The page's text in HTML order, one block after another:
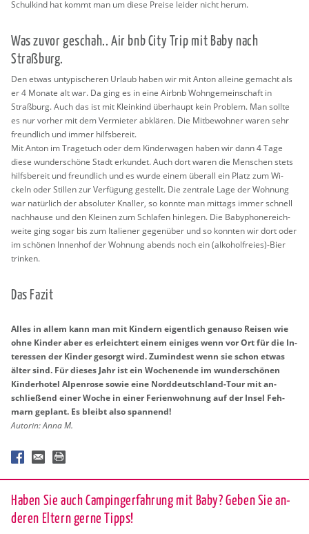
Schul­kind hat kommt man um diese Prei­se lei­der nicht herum.
Was zuvor ge­schah.. Air bnb City Trip mit Baby nach
Straßburg.
Den etwas un­ty­pi­sche­ren Ur­laub haben wir mit Anton al­lei­ne ge­macht als
er 4 Mo­na­te alt war. Da ging es in eine Airb­nb Wohn­ge­mein­schaft in
Straßburg. Auch das ist mit Klein­kind über­haupt kein Pro­blem. Man soll­te
es nur vor­her mit dem Ver­mie­ter ab­klä­ren. Die Mit­be­woh­ner waren sehr
freund­lich und immer hilfs­be­reit.
Mit Anton im Tra­ge­tuch oder dem Kin­der­wa­gen haben wir dann 4 Tage
diese wun­der­schö­ne Stadt er­kun­det. Auch dort waren die Men­schen stets
hilfs­be­reit und freund­lich und es wurde einem über­all ein Platz zum Wi­
ckeln oder Stil­len zur Ver­fü­gung ge­stellt. Die zen­tra­le Lage der Woh­nung
war na­tür­lich der ab­so­lu­ter Knal­ler, so konn­te man mit­tags immer schnell
nach­hau­se und den Klei­nen zum Schla­fen hin­le­gen. Die Ba­by­pho­ne­reich­
wei­te ging sogar bis zum Ita­lie­ner ge­gen­über und so konn­ten wir dort oder
im schö­nen In­nen­hof der Woh­nung abends noch ein (al­ko­hol­frei­es)-Bier
trin­ken.
Das Fazit
Alles in allem kann man mit Kin­dern ei­gent­lich ge­nau­so Rei­sen wie
ohne Kin­der aber es er­leich­tert einem ei­ni­ges wenn vor Ort für die In­
ter­es­sen der Kin­der ge­sorgt wird. Zu­min­dest wenn sie schon etwas
älter sind. Für die­ses Jahr ist ein Wo­chen­en­de im wun­der­schö­nen
Kin­der­ho­tel Al­pen­ro­se sowie eine Nord­deutsch­land-Tour mit an­
schlie­ßend einer Woche in einer Fe­ri­en­woh­nung auf der Insel Feh­
marn ge­plant. Es bleibt also span­nend!
Au­to­rin: Anna M.
Haben Sie auch Cam­pin­g­er­fah­rung mit Baby? Geben Sie an­
de­ren El­tern gerne Tipps!